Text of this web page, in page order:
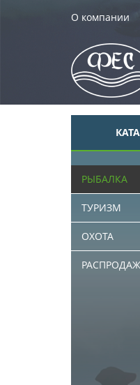
О компании
РЫБАЛКА
ТУРИЗМ
ОХОТА